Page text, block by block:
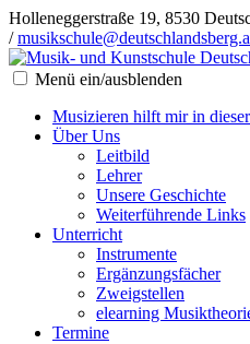
Holleneggerstraße 19, 8530
/
Menü ein/ausblenden
Musizieren hilft mir in
Über Uns
Leitbild
Lehrer
Unsere Geschichte
Weiterführende Links
Unterricht
Instrumente
Ergänzungsfächer
Zweigstellen
elearning
Termine